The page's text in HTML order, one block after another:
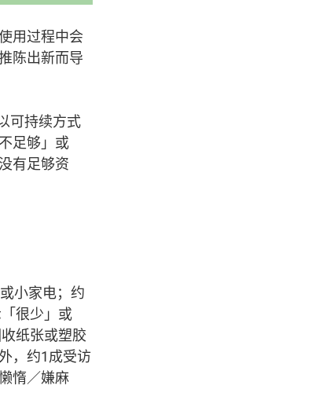
用过程中会
陈出新而导
可持续方式
足够」或
有足够资
小家电；约
很少」或
纸张或塑胶
，约1成受访
惰／嫌麻